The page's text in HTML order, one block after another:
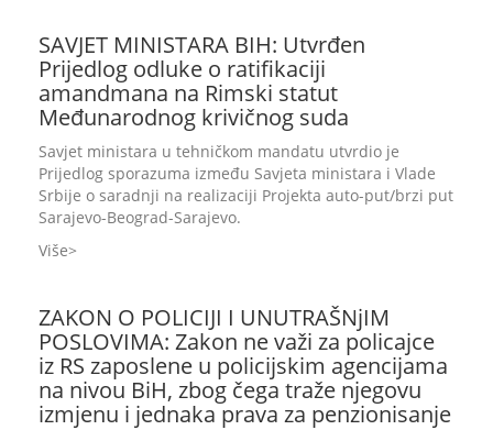
SAVJET MINISTARA BIH: Utvrđen
Prijedlog odluke o ratifikaciji
amandmana na Rimski statut
Međunarodnog krivičnog suda
Savjet ministara u tehničkom mandatu utvrdio je
Prijedlog sporazuma između Savjeta ministara i Vlade
Srbije o saradnji na realizaciji Projekta auto-put/brzi put
Sarajevo-Beograd-Sarajevo.
Više
ZAKON O POLICIJI I UNUTRAŠNjIM
POSLOVIMA: Zakon ne važi za policajce
iz RS zaposlene u policijskim agencijama
na nivou BiH, zbog čega traže njegovu
izmjenu i jednaka prava za penzionisanje